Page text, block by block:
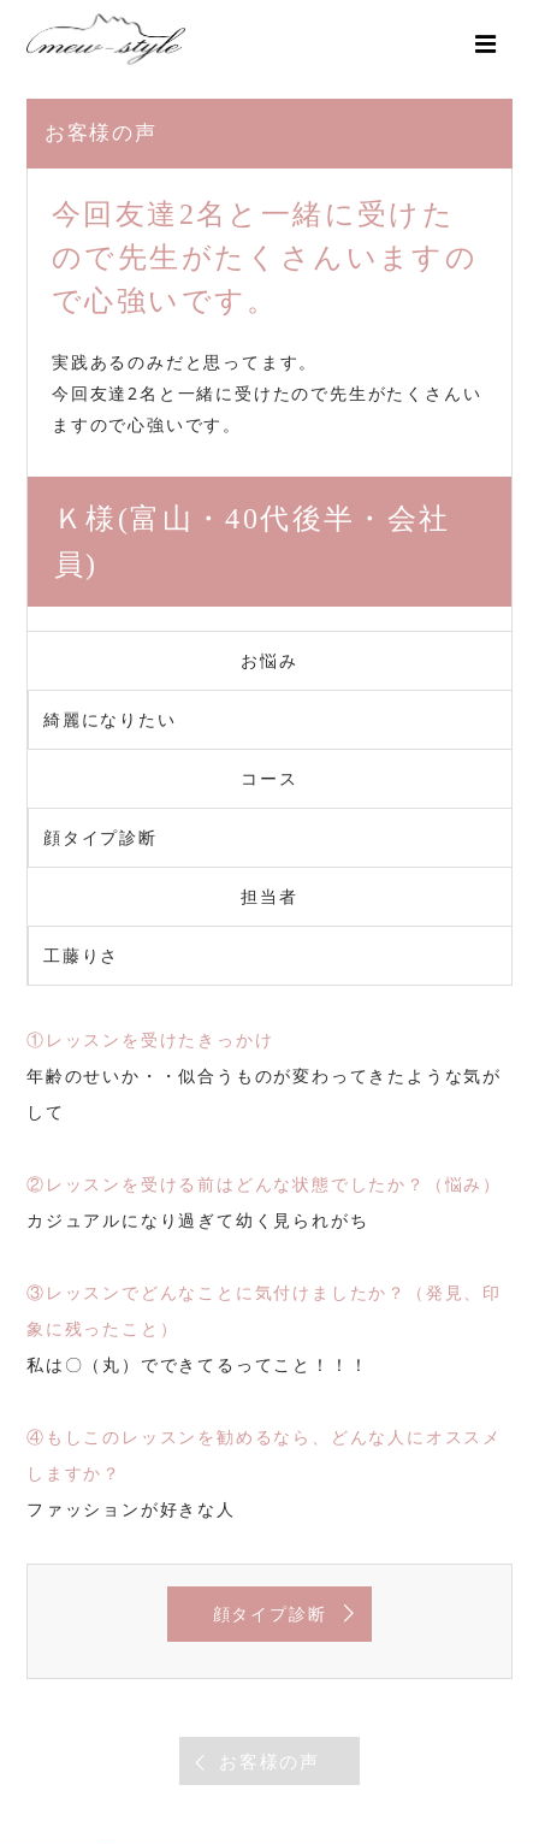
お客様の声
今回友達2名と一緒に受けた
ので先生がたくさんいますの
で心強いです。
実践あるのみだと思ってます。
今回友達2名と一緒に受けたので先生がたくさんい
ますので心強いです。
Ｋ様(富山・40代後半・会社
員)
お悩み
綺麗になりたい
コース
顔タイプ診断
担当者
工藤りさ
①レッスンを受けたきっかけ
年齢のせいか・・似合うものが変わってきたような気が
して
②レッスンを受ける前はどんな状態でしたか？（悩み）
カジュアルになり過ぎて幼く見られがち
③レッスンでどんなことに気付けましたか？（発見、印
象に残ったこと）
私は〇（丸）でできてるってこと！！！
④もしこのレッスンを勧めるなら、どんな人にオススメ
しますか？
ファッションが好きな人
顔タイプ診断
お客様の声